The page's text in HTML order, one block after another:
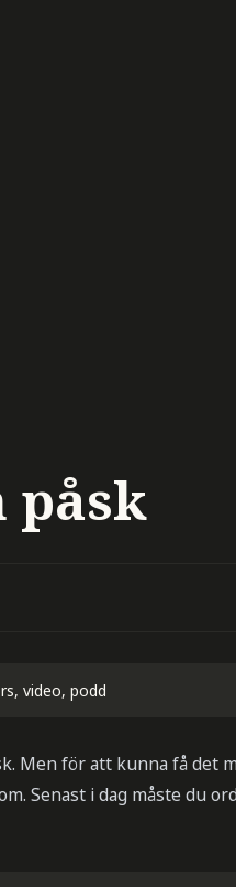
påsk
video, podd
Men för att kunna få det
Senast i dag måste du